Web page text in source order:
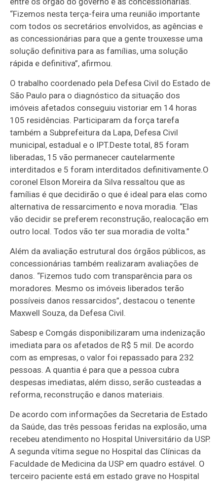
“Fizemos nesta terça-feira uma reunião importante
com todos os secretários envolvidos, as agências e
as concessionárias para que a gente trouxesse uma
solução definitiva para as famílias, uma solução
rápida e definitiva”, afirmou.
O trabalho coordenado pela Defesa Civil do Estado de
São Paulo para o diagnóstico da situação dos
imóveis afetados conseguiu vistoriar em 14 horas
105 residências. Participaram da força tarefa
também a Subprefeitura da Lapa, Defesa Civil
municipal, estadual e o IPT.Deste total, 85 foram
liberadas, 15 vão permanecer cautelarmente
interditados e 5 foram interditados definitivamente.O
coronel Elson Moreira da Silva ressaltou que as
famílias é que decidirão o que é ideal para elas como
alternativa de ressarcimento e nova moradia. “Elas
vão decidir se preferem reconstrução, realocação em
outro local. Todos vão ter sua moradia de volta.”
Além da avaliação estrutural dos órgãos públicos, as
concessionárias também realizaram avaliações de
danos. “Fizemos tudo com transparência para os
moradores. Mesmo os imóveis liberados terão
possíveis danos ressarcidos”, destacou o tenente
Maxwell Souza, da Defesa Civil.
Sabesp e Comgás disponibilizaram uma indenização
imediata para os afetados de R$ 5 mil. De acordo
com as empresas, o valor foi repassado para 232
pessoas. A quantia é para que a pessoa cubra
despesas imediatas, além disso, serão custeadas a
reforma, reconstrução e danos materiais.
De acordo com informações da Secretaria de Estado
da Saúde, das três pessoas feridas na explosão, uma
recebeu atendimento no Hospital Universitário da USP.
A segunda vítima segue no Hospital das Clínicas da
Faculdade de Medicina da USP em quadro estável. O
terceiro paciente está em estado grave no Hospital